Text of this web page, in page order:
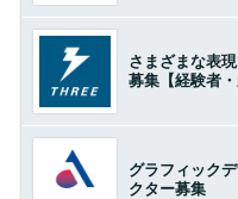
さまざまな表
募集【経験者・
グラフィック
クター募集